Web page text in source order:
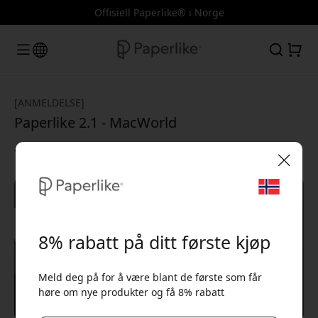
Offisiell Paperlike® i Norge
[ANMELDELSE]
Paperlike 2.1 - MacWorld
8% rabatt på ditt første kjøp
Meld deg på for å være blant de første som får
høre om nye produkter og få 8% rabatt
🎉 Din rabattkode:
Bruk denne koden i kassen for å få 8% rabatt.